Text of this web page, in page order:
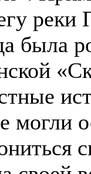
реки
была
могли